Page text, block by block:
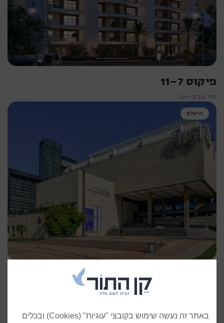
פיקוס 7–11
תל־אביב–יפו
הושלם
בית התפוצות - שיפוץ מוזיאון העם היהודי
באתר זה נעשה שימוש בקובצי "עוגיות" (Cookies) ובכלים